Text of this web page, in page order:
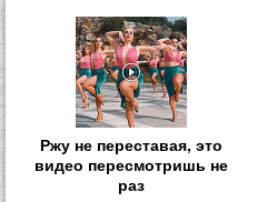
Ржу не переставая, это
видео пересмотришь не
раз